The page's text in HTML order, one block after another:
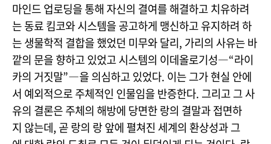
마인드 업로딩을 통해 자신의 결여를 해결하고 치유하려
는 동료 킴코와 시스템을 공고하게 맹신하고 유지하려 하
는 생물학적 결합을 했었던 미무와 달리, 가리의 사유는 바
깥의 문을 향하고 있었고 시스템의 이데올로기성―“라이
카의 거짓말”―을 의심하고 있었다. 이는 그가 현실 안에
서 예외적으로 주체적인 인물임을 반증한다. 그리고 그 사
유의 결론은 주체의 해방에 당면한 랑의 결말과 접면하
지 않는데, 곧 랑의 랑 앞에 펼쳐진 세계의 환상성과 그